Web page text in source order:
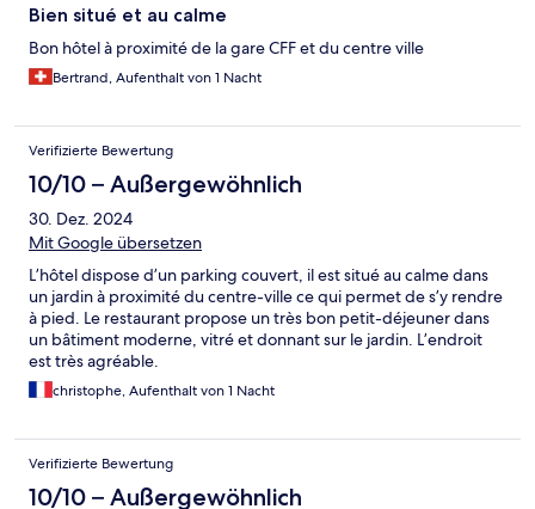
Bien situé et au calme
Bon hôtel à proximité de la gare CFF et du centre ville
Bertrand, Aufenthalt von 1 Nacht
Verifizierte Bewertung
10/10 – Außergewöhnlich
30. Dez. 2024
Mit Google übersetzen
L’hôtel dispose d’un parking couvert, il est situé au calme dans
un jardin à proximité du centre-ville ce qui permet de s’y rendre
à pied. Le restaurant propose un très bon petit-déjeuner dans
un bâtiment moderne, vitré et donnant sur le jardin. L’endroit
est très agréable.
christophe, Aufenthalt von 1 Nacht
Verifizierte Bewertung
10/10 – Außergewöhnlich